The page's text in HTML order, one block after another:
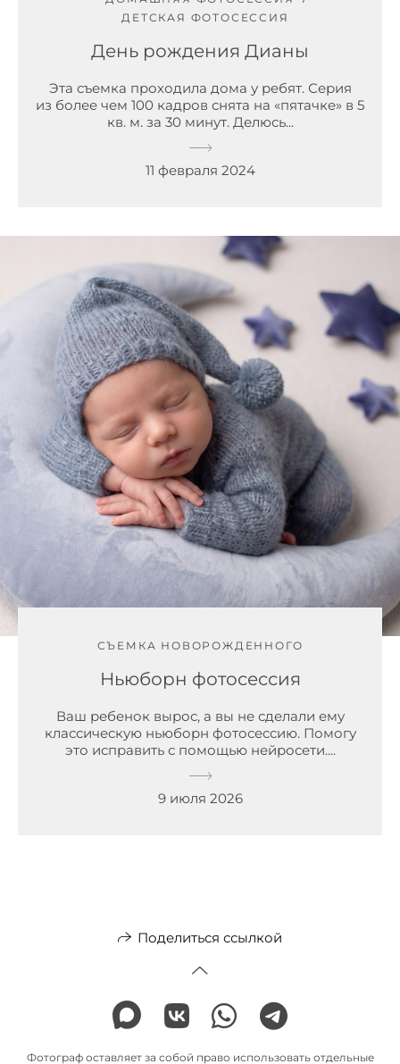
ДЕТСКАЯ ФОТОСЕССИЯ
День рождения Дианы
Эта съемка проходила дома у ребят. Серия
из более чем 100 кадров снята на «пятачке» в 5
кв. м. за 30 минут. Делюсь...
11 февраля 2024
СЪЕМКА НОВОРОЖДЕННОГО
Ньюборн фотосессия
Ваш ребенок вырос, а вы не сделали ему
классическую ньюборн фотосессию. Помогу
это исправить с помощью нейросети....
9 июля 2026
Поделиться ссылкой
Фотограф оставляет за собой право использовать отдельные